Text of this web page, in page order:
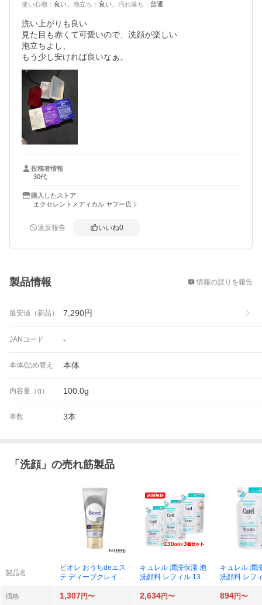
使い心地 ： 良い 泡立ち ： 良い 汚れ落ち ： 普通
洗い上がりも良い
見た目も赤くて可愛いので、洗顔が楽しい
泡立ちよし、
もう少し安ければ良いなぁ。
投稿者情報
30代
購入したストア
エクセレントメディカル ヤフー店
違反報告 いいね0
製品情報 情報の誤りを報告
最安値（新品） 7,290円
JANコード -
本体/詰め替え 本体
内容量（g） 100.0g
本数 3本
「 洗顔 」の売れ筋製品
製品名
ビオレ おうちdeエス
テ ディープクレイ洗
キュレル 潤浸保湿 泡
洗顔料 レフィル 130
キュレル 潤
洗顔料 レフ
価格
1,307円〜 2,634円〜 894円〜